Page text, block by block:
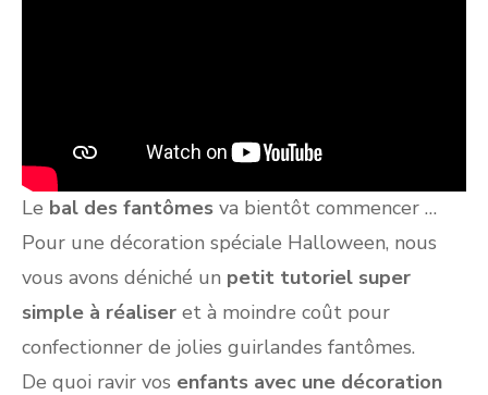
Le bal des fantômes va bientôt commencer …
Pour une décoration spéciale Halloween, nous
vous avons déniché un petit tutoriel super
simple à réaliser et à moindre coût pour
confectionner de jolies guirlandes fantômes.
De quoi ravir vos enfants avec une décoration